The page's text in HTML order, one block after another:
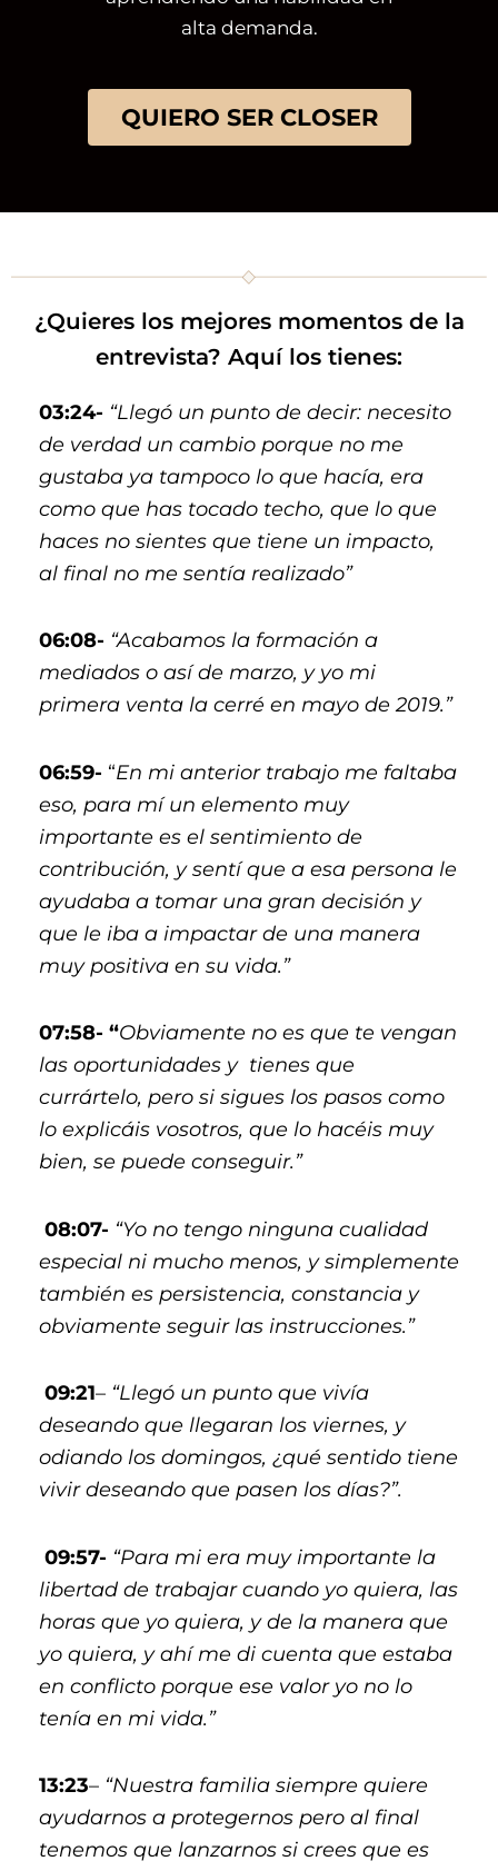
alta demanda.
QUIERO SER CLOSER
¿Quieres los mejores momentos de la
entrevista? Aquí los tienes:
03:24- “Llegó un punto de decir: necesito
de verdad un cambio porque no me
gustaba ya tampoco lo que hacía, era
como que has tocado techo, que lo que
haces no sientes que tiene un impacto,
al final no me sentía realizado”
06:08- “Acabamos la formación a
mediados o así de marzo, y yo mi
primera venta la cerré en mayo de 2019.”
06:59- “En mi anterior trabajo me faltaba
eso, para mí un elemento muy
importante es el sentimiento de
contribución, y sentí que a esa persona le
ayudaba a tomar una gran decisión y
que le iba a impactar de una manera
muy positiva en su vida.”
07:58- “Obviamente no es que te vengan
las oportunidades y tienes que
currártelo, pero si sigues los pasos como
lo explicáis vosotros, que lo hacéis muy
bien, se puede conseguir.”
08:07- “Yo no tengo ninguna cualidad
especial ni mucho menos, y simplemente
también es persistencia, constancia y
obviamente seguir las instrucciones.”
09:21– “Llegó un punto que vivía
deseando que llegaran los viernes, y
odiando los domingos, ¿qué sentido tiene
vivir deseando que pasen los días?”.
09:57- “Para mi era muy importante la
libertad de trabajar cuando yo quiera, las
horas que yo quiera, y de la manera que
yo quiera, y ahí me di cuenta que estaba
en conflicto porque ese valor yo no lo
tenía en mi vida.”
13:23– “Nuestra familia siempre quiere
ayudarnos a protegernos pero al final
tenemos que lanzarnos si crees que es